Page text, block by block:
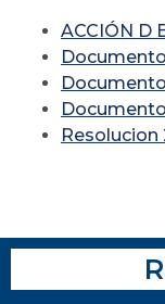
ACCIÓN D
Resolucion